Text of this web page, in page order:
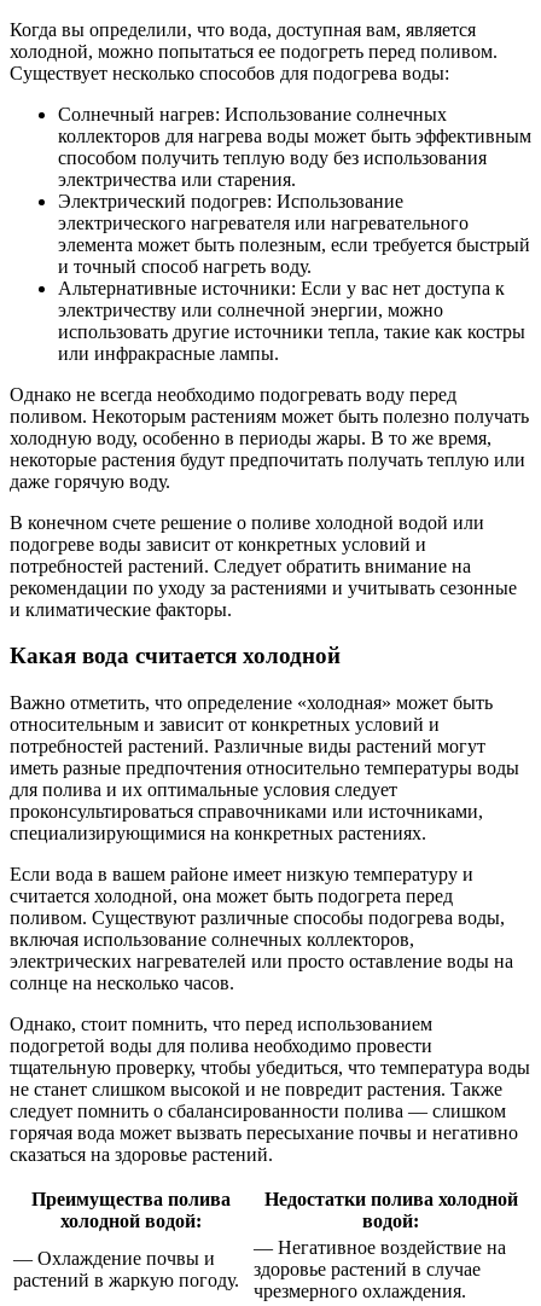
Когда вы определили, что вода, доступная вам, является
холодной, можно попытаться ее подогреть перед поливом.
Существует несколько способов для подогрева воды:
Солнечный нагрев: Использование солнечных
коллекторов для нагрева воды может быть эффективным
способом получить теплую воду без использования
электричества или старения.
Электрический подогрев: Использование
электрического нагревателя или нагревательного
элемента может быть полезным, если требуется быстрый
и точный способ нагреть воду.
Альтернативные источники: Если у вас нет доступа к
электричеству или солнечной энергии, можно
использовать другие источники тепла, такие как костры
или инфракрасные лампы.
Однако не всегда необходимо подогревать воду перед
поливом. Некоторым растениям может быть полезно получать
холодную воду, особенно в периоды жары. В то же время,
некоторые растения будут предпочитать получать теплую или
даже горячую воду.
В конечном счете решение о поливе холодной водой или
подогреве воды зависит от конкретных условий и
потребностей растений. Следует обратить внимание на
рекомендации по уходу за растениями и учитывать сезонные
и климатические факторы.
Какая вода считается холодной
Важно отметить, что определение «холодная» может быть
относительным и зависит от конкретных условий и
потребностей растений. Различные виды растений могут
иметь разные предпочтения относительно температуры воды
для полива и их оптимальные условия следует
проконсультироваться справочниками или источниками,
специализирующимися на конкретных растениях.
Если вода в вашем районе имеет низкую температуру и
считается холодной, она может быть подогрета перед
поливом. Существуют различные способы подогрева воды,
включая использование солнечных коллекторов,
электрических нагревателей или просто оставление воды на
солнце на несколько часов.
Однако, стоит помнить, что перед использованием
подогретой воды для полива необходимо провести
тщательную проверку, чтобы убедиться, что температура воды
не станет слишком высокой и не повредит растения. Также
следует помнить о сбалансированности полива — слишком
горячая вода может вызвать пересыхание почвы и негативно
сказаться на здоровье растений.
Преимущества полива
холодной водой:
Недостатки полива холодной
водой:
— Охлаждение почвы и
растений в жаркую погоду.
— Негативное воздействие на
здоровье растений в случае
чрезмерного охлаждения.